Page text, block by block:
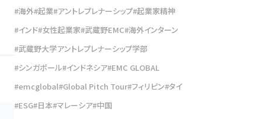
#海外#起業#アントレプレナーシップ#起業家精神
#インド#女性起業家#武蔵野EMC#海外インターン
#武蔵野大学アントレプレナーシップ学部
#シンガポール#インドネシア#EMC GLOBAL
#emcglobal#Global Pitch Tour#フィリピン#タイ
#ESG#日本#マレーシア#中国